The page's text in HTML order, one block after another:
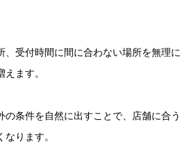
、受付時間に間に合わない場所を無理に
ます。
の条件を自然に出すことで、店舗に合う
ります。